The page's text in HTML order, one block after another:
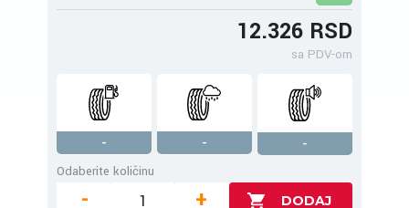
12.326 RSD
sa PDV-om
- -
-
Odaberite količinu
- +